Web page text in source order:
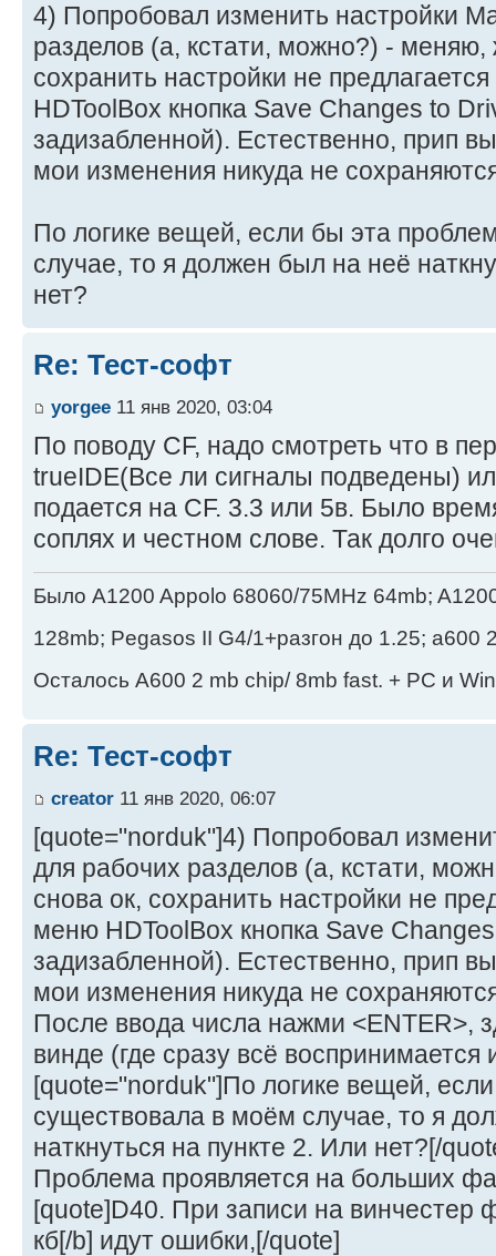
4) Попробовал изменить настройки
разделов (а, кстати, можно?) - меняю,
сохранить настройки не
HDToolBox кнопка Save Changes to
задизабленной). Естественно, прип
мои изменения никуда не
По логике вещей, если бы эта
случае, то я должен был на неё
нет?
Re: Тест-софт
yorgee 11 янв 2020, 03:04
По поводу CF, надо смотреть что в
trueIDE(Все ли сигналы подведены)
подается на СF. 3.3 или 5в. Было
соплях и честном слове. Так долго
Было A1200 Appolo 68060/75MHz 64mb;
128mb; Pegasos II G4/1+разгон до 1.25; а600
Осталось A600 2 mb chip/ 8mb fast. + PC и
Re: Тест-софт
creator 11 янв 2020, 06:07
[quote="norduk"]4) Попробовал
для рабочих разделов (а, кстати,
снова ок, сохранить настройки не
меню HDToolBox кнопка Save
задизабленной). Естественно, прип
мои изменения никуда не
После ввода числа нажми <ENTER>,
винде (где сразу всё воспринимается
[quote="norduk"]По логике вещей,
существовала в моём случае, то я
наткнуться на пункте 2. Или нет?[/
Проблема проявляется на больших
[quote]D40. При записи на винчестер
кб[/b] идут ошибки,[/quote]